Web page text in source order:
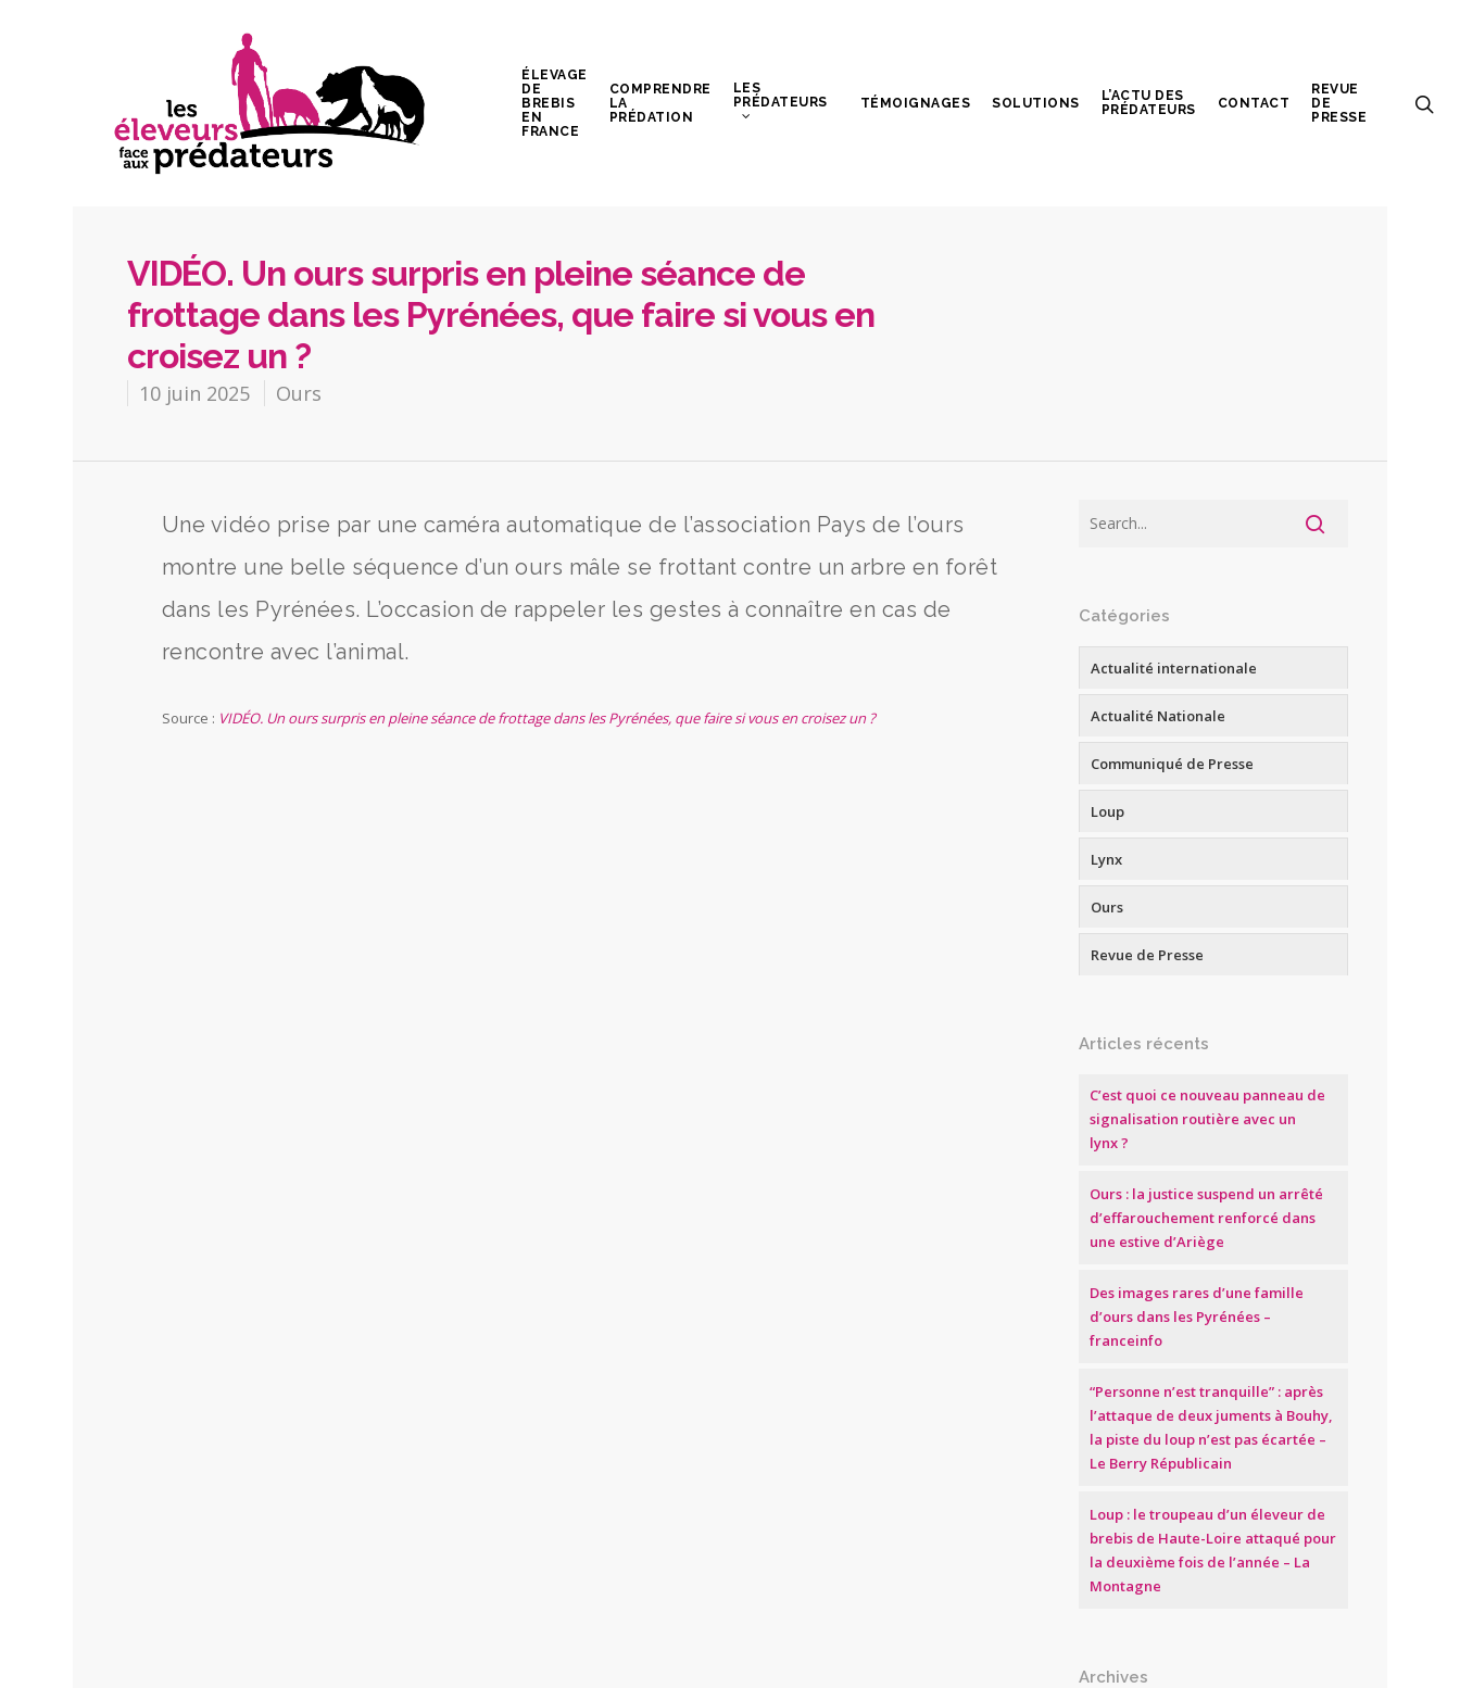
ÉLEVAGE
DE
BREBIS
EN
FRANCE
COMPRENDRE
LA
PRÉDATION
LES
PRÉDATEURS
TÉMOIGNAGES SOLUTIONS
L’ACTU DES
PRÉDATEURS
CONTACT
REVUE
DE
PRESSE
VIDÉO. Un ours surpris en pleine séance de
frottage dans les Pyrénées, que faire si vous en
croisez un ?
10 juin 2025 Ours
Une vidéo prise par une caméra automatique de l’association Pays de l’ours
montre une belle séquence d’un ours mâle se frottant contre un arbre en forêt
dans les Pyrénées. L’occasion de rappeler les gestes à connaître en cas de
rencontre avec l’animal.
Source : VIDÉO. Un ours surpris en pleine séance de frottage dans les Pyrénées, que faire si vous en croisez un ?
Catégories
Actualité internationale
Actualité Nationale
Communiqué de Presse
Loup
Lynx
Ours
Revue de Presse
Articles récents
C’est quoi ce nouveau panneau de
signalisation routière avec un
lynx ?
Ours : la justice suspend un arrêté
d’effarouchement renforcé dans
une estive d’Ariège
Des images rares d’une famille
d’ours dans les Pyrénées –
franceinfo
“Personne n’est tranquille” : après
l’attaque de deux juments à Bouhy,
la piste du loup n’est pas écartée –
Le Berry Républicain
Loup : le troupeau d’un éleveur de
brebis de Haute-Loire attaqué pour
la deuxième fois de l’année – La
Montagne
Archives